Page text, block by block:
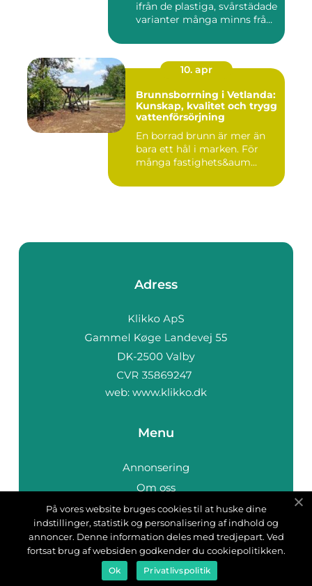
ifrån de plastiga, svårstädade
varianter många minns från
10. apr
Brunnsborrning i Vetlanda:
Kunskap, kvalitet och trygg
vattenförsörjning
En borrad brunn är mer än
bara ett hål i marken. För
många fastighets&aum...
Adress
web: www.klikko.dk
Menu
Annonsering
Om oss
Cookies
Kontakta oss
Sitemap
På vores website bruges cookies til at huske dine
indstillinger, statistik og personalisering af indhold og
annoncer. Denne information deles med tredjepart. Ved
fortsat brug af websiden godkender du cookiepolitikken.
Ok Privatlivspolitik